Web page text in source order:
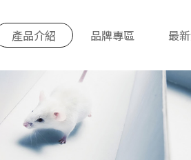
產品介紹 品牌專區 最